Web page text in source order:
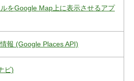
をGoogle Map上に表示させるアプ
報 (Google Places API)
ビ)